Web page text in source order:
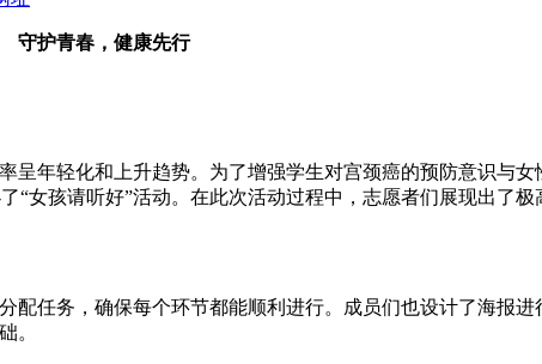
守护青春，健康先行
呈年轻化和上升趋势。为了增强学生对宫颈癌的预防意识与
“女孩请听好”活动。在此次活动过程中，志愿者们展现出了
任务，确保每个环节都能顺利进行。成员们也设计了海报
。